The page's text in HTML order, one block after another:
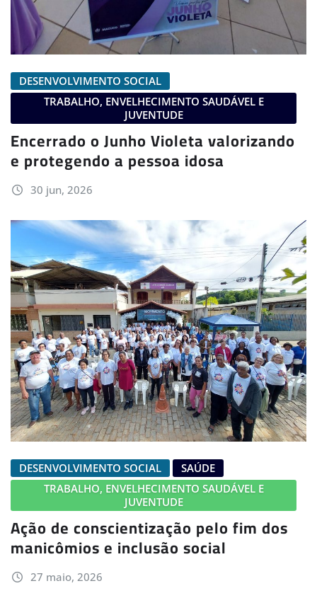
DESENVOLVIMENTO SOCIAL
TRABALHO, ENVELHECIMENTO SAUDÁVEL E
JUVENTUDE
Encerrado o Junho Violeta valorizando
e protegendo a pessoa idosa
30 jun, 2026
DESENVOLVIMENTO SOCIAL
SAÚDE
TRABALHO, ENVELHECIMENTO SAUDÁVEL E
JUVENTUDE
Ação de conscientização pelo fim dos
manicômios e inclusão social
27 maio, 2026